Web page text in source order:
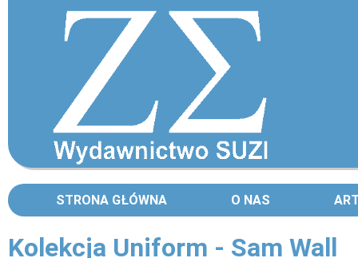
STRONA GŁÓWNA O NAS
Kolekcja Uniform - Sam Wall